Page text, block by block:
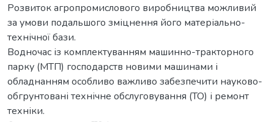
Розвиток агропромислового виробництва можливий
за умови подальшого зміцнення його матеріально-
технічної бази.
Водночас із комплектуванням машинно-тракторного
парку (МТП) господарств новими машинами і
обладнанням особливо важливо забезпечити науково-
обгрунтовані технічне обслуговування (ТО) і ремонт
техніки.